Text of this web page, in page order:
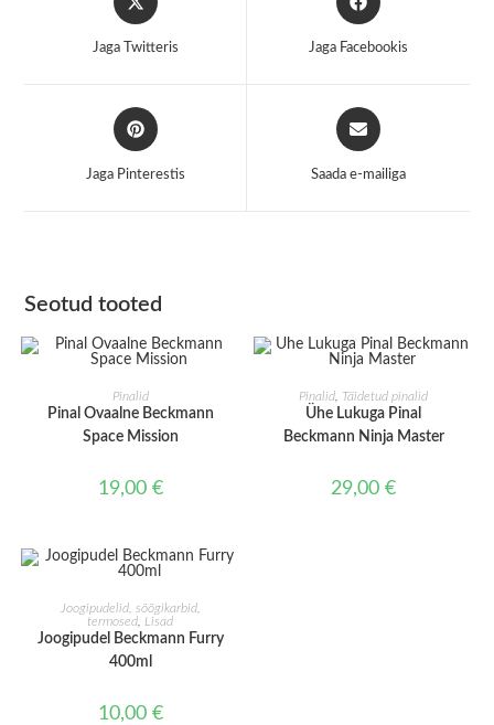
in
Jaga Twitteris
in
Jaga Facebookis
Opens
in
Jaga Pinterestis
Opens
in
Saada e-mailiga
Seotud tooted
LISA KORVI
Pinalid
Pinal Ovaalne Beckmann
Space Mission
19,00 €
LISA KORVI
Pinalid Täidetud pinalid
Ühe Lukuga Pinal
Beckmann Ninja Master
29,00€
LISA KORVI
Joogipudelid, söögikarbid,
termosed Lisad
Joogipudel Beckmann Furry
400ml
10,00 €